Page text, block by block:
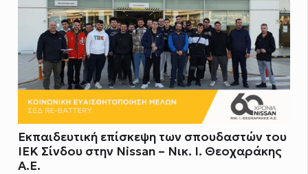
Εκπαιδευτική επίσκεψη των σπουδαστών του
ΙΕΚ Σίνδου στην Nissan – Νικ. Ι. Θεοχαράκης
Α.Ε.